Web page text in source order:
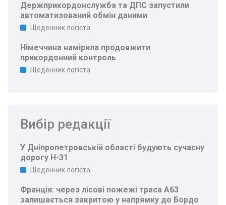
Держприкордонслужба та ДПС запустили
автоматизований обмін даними
Щоденник логіста
Німеччина намірила продовжити
прикордонний контроль
Щоденник логіста
Вибір редакції
У Дніпропетровській області будують сучасну
дорогу Н-31
Щоденник логіста
Франція: через лісові пожежі траса A63
залишається закритою у напрямку до Бордо